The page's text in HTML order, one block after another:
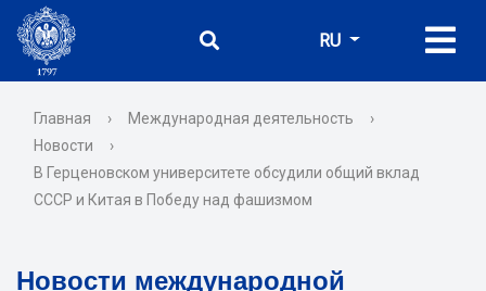
RU
Главная › Международная деятельность
›
Новости
›
В Герценовском университете обсудили общий вклад
СССР и Китая в Победу над фашизмом
Новости международной